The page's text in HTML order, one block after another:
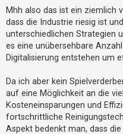
e
a
n
t
w
o
r
t
e
i
r
a
g
Mhh also das ist ein ziemlich
dass die Industrie riesig ist
unterschiedlichen Strategien
es eine unübersehbare
Digitalisierung entstehen um
Da ich aber kein
auf eine Möglichkeit an die
Kosteneinsparungen und
fortschrittliche
Aspekt bedenkt man, dass